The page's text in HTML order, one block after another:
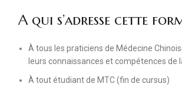
A qui s’adresse cette
À tous les praticiens de Médecine
leurs connaissances et compétences de
À tout étudiant de MTC (fin de cursus)